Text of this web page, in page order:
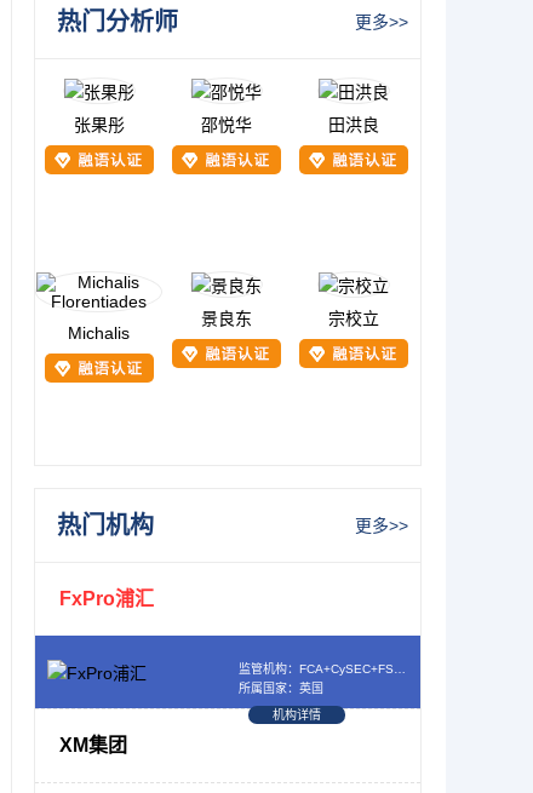
热门分析师 更多>>
张果彤 邵悦华 田洪良
Michalis
景良东 宗校立
热门机构 更多>>
FxPro浦汇
所属国家：英国
机构详情
XM集团